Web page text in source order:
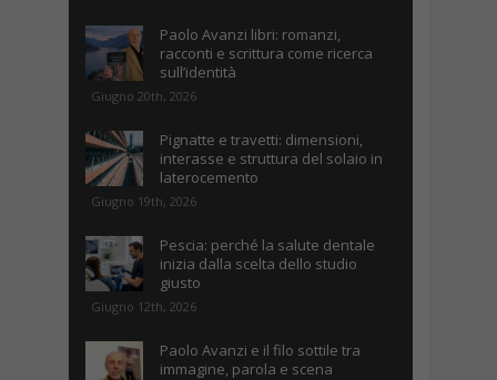
Paolo Avanzi libri: romanzi,
racconti e scrittura come ricerca
sull’identità
Giugno 20th, 2026
Pignatte e travetti: dimensioni,
interasse e struttura del solaio in
laterocemento
Giugno 19th, 2026
Pescia: perché la salute dentale
inizia dalla scelta dello studio
giusto
Giugno 12th, 2026
Paolo Avanzi e il filo sottile tra
immagine, parola e scena